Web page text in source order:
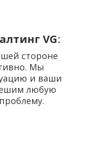
VG:
стороне
Мы
и ваши
любую